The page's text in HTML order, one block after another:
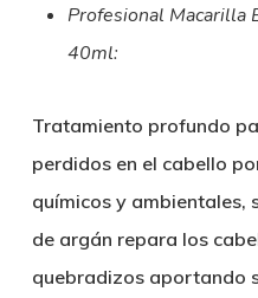
Profesional Macarilla
40ml:
Tratamiento profundo
perdidos en el cabello
químicos y ambientales,
de argán repara los
quebradizos aportando